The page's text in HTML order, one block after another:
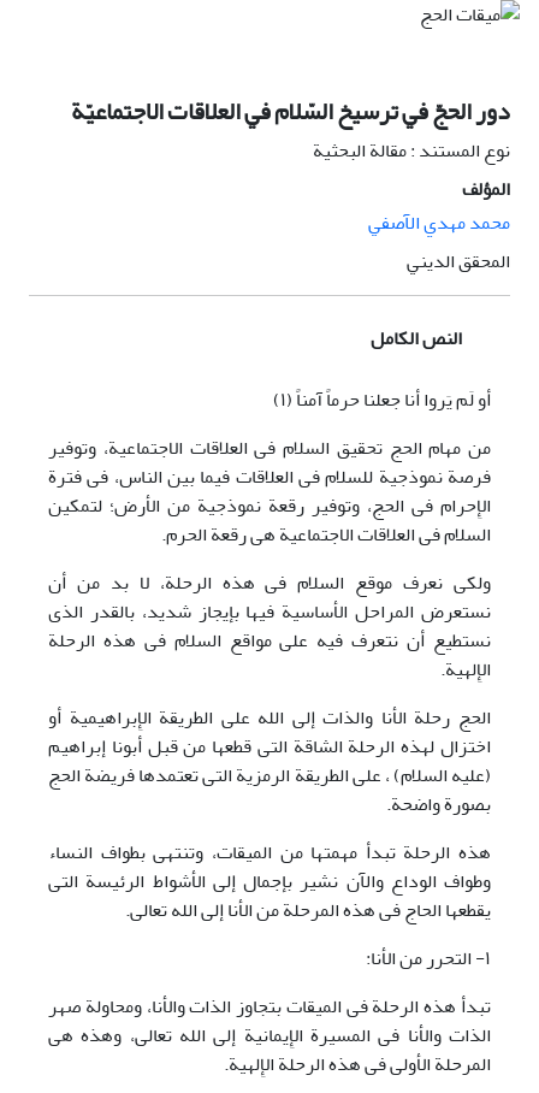
دور الحجّ في ترسيخ السّلام في العلاقات الاجتماعيّة
نوع المستند : مقالة البحثية
المؤلف
محمد مهدي الآصفي
المحقق الديني
النص الكامل
أو لَم یَروا أنا جعلنا حرماً آمناً (١)
من مهام الحج تحقیق السلام فی العلاقات الاجتماعیة، وتوفیر
فرصة نموذجیة للسلام فی العلاقات فیما بین الناس، فی فترة
الإِحرام فی الحج، وتوفیر رقعة نموذجیة من الأرض؛ لتمکین
السلام فی العلاقات الاجتماعیة هی رقعة الحرم.
ولکی نعرف موقع السلام فی هذه الرحلة، لا بد من أن
نستعرض المراحل الأساسیة فیها بإیجاز شدید، بالقدر الذی
نستطیع أن نتعرف فیه علی مواقع السلام فی هذه الرحلة
الإِلهیة.
الحج رحلة الأنا والذات إلی الله علی الطریقة الإِبراهیمیة أو
اختزال لهذه الرحلة الشاقة التی قطعها من قبل أبونا إبراهیم
(علیه السلام) ، علی الطریقة الرمزیة التی تعتمدها فریضة الحج
بصورة واضحة.
هذه الرحلة تبدأ مهمتها من المیقات، وتنتهی بطواف النساء
وطواف الوداع والآن نشیر بإجمال إلی الأشواط الرئیسة التی
یقطعها الحاج فی هذه المرحلة من الأنا إلی الله تعالی.
١- التحرر من الأنا:
تبدأ هذه الرحلة فی المیقات بتجاوز الذات والأنا، ومحاولة صهر
الذات والأنا فی المسیرة الإِیمانیة إلی الله تعالی، وهذه هی
المرحلة الأولی فی هذه الرحلة الإِلهیة.